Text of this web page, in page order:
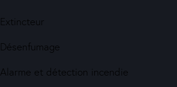
Extincteur
Désenfumage
Alarme et détection incendie